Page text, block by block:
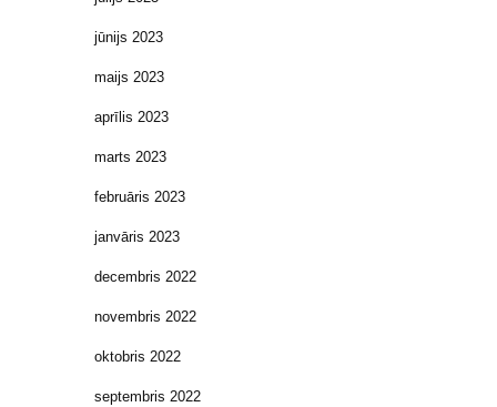
jūnijs 2023
maijs 2023
aprīlis 2023
marts 2023
februāris 2023
janvāris 2023
decembris 2022
novembris 2022
oktobris 2022
septembris 2022